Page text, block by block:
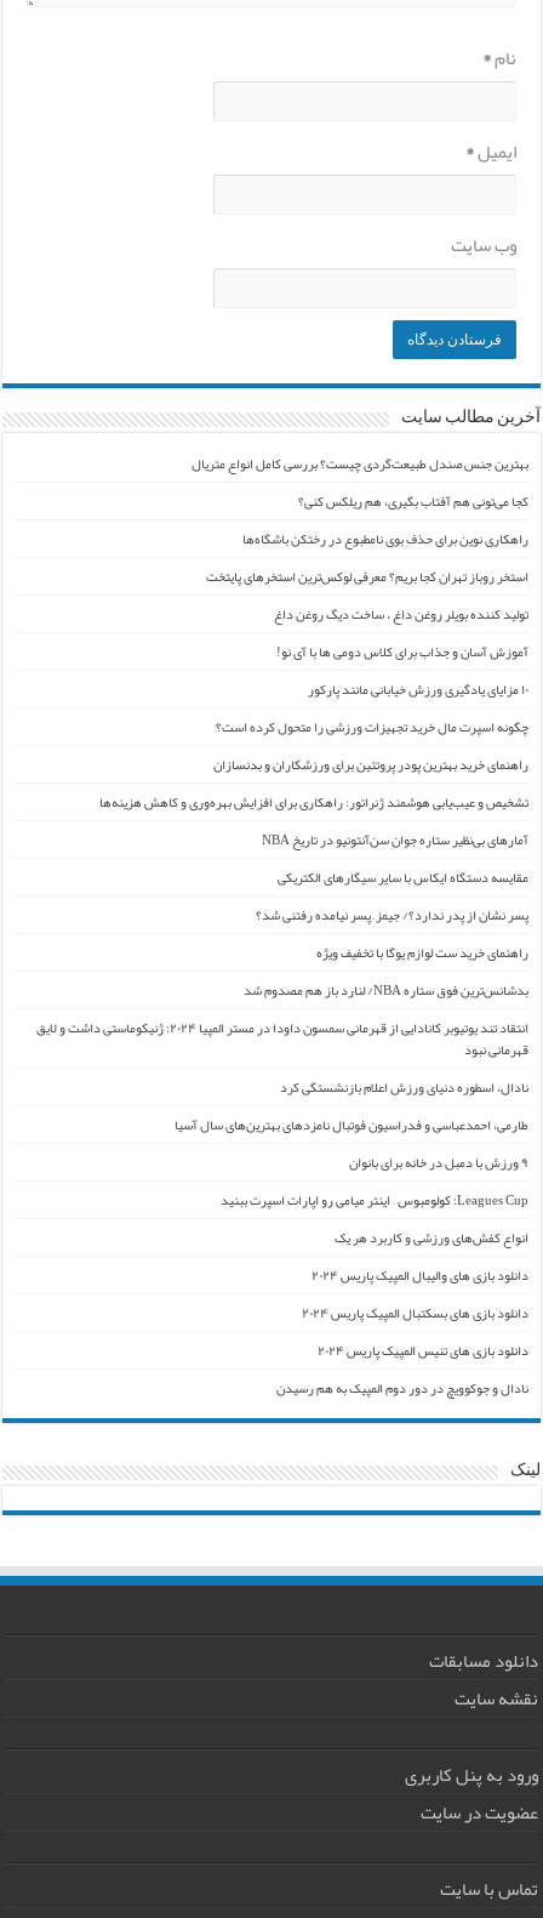
نام*
ایمیل*
وب‌ سایت
آخرین مطالب سایت
بهترین جنس صندل طبیعت‌گردی چیست؟ بررسی کامل انواع متریال
کجا می‌تونی هم آفتاب بگیری، هم ریلکس کنی؟
راهکاری نوین برای حذف بوی نامطبوع در رختکن باشگاه‌ها
استخر روباز تهران کجا بریم؟ معرفی لوکس‌ترین استخرهای پایتخت
تولید کننده بویلر روغن داغ ، ساخت دیگ روغن داغ
آموزش آسان و جذاب برای کلاس دومی ها با آی نو!
۱۰ مزایای یادگیری ورزش خیابانی مانند پارکور
چگونه اسپرت مال خرید تجهیزات ورزشی را متحول کرده است؟
راهنمای خرید بهترین پودر پروتئین برای ورزشکاران و بدنسازان
تشخیص و عیب‌یابی هوشمند ژنراتور: راهکاری برای افزایش بهره‌وری و کاهش هزینه‌ها
آمارهای بی‌نظیر ستاره جوان سن‌آنتونیو در تاریخ NBA
مقایسه دستگاه ایکاس با سایر سیگارهای الکتریکی
پسر نشان از پدر ندارد؟/ جیمز ِ پسر نیامده رفتنی شد؟
راهنمای خرید ست لوازم یوگا با تخفیف ویژه
بدشانس‌ترین فوق ستاره NBA/ لنارد باز هم مصدوم شد
انتقاد تند یوتیوبر کانادایی از قهرمانی سمسون داودا در مستر المپیا ۲۰۲۴: ژنیکوماستی داشت و لایق
قهرمانی نبود
نادال، اسطوره دنیای ورزش اعلام بازنشستگی کرد
طارمی، احمدعباسی و فدراسیون فوتبال نامزدهای بهترین‌های سال آسیا
۹ ورزش با دمبل در خانه برای بانوان
Leagues Cup: کولومبوس – اینتر میامی رو اپارات اسپرت ببنید
انواع کفش‌های ورزشی و کاربرد هر یک
دانلود بازی های والیبال المپیک پاریس ۲۰۲۴
دانلود بازی های بسکتبال المپیک پاریس ۲۰۲۴
دانلود بازی های تنیس المپیک پاریس ۲۰۲۴
نادال و جوکوویچ در دور دوم المپیک به هم رسیدن
لینک
دانلود مسابقات
نقشه سایت
ورود به پنل کاربری
عضویت در سایت
تماس با سایت